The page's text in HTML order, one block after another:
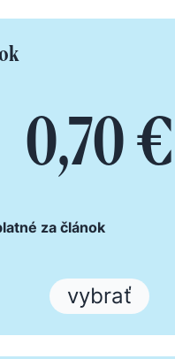
0,70 €
za článok
vybrať